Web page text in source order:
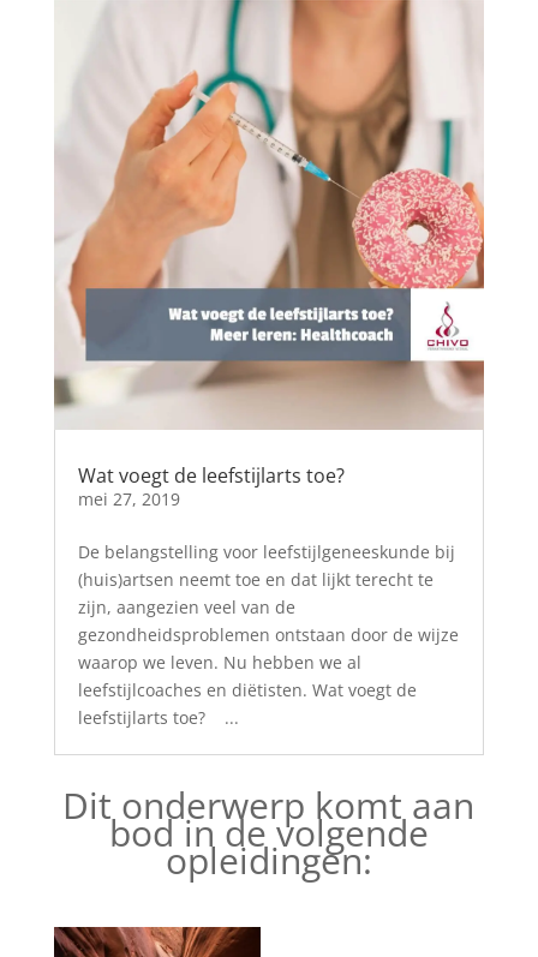
Wat voegt de leefstijlarts toe?
mei 27, 2019
De belangstelling voor leefstijlgeneeskunde bij
(huis)artsen neemt toe en dat lijkt terecht te
zijn, aangezien veel van de
gezondheidsproblemen ontstaan door de wijze
waarop we leven. Nu hebben we al
leefstijlcoaches en diëtisten. Wat voegt de
leefstijlarts toe? ...
Dit onderwerp komt aan
bod in de volgende
opleidingen: